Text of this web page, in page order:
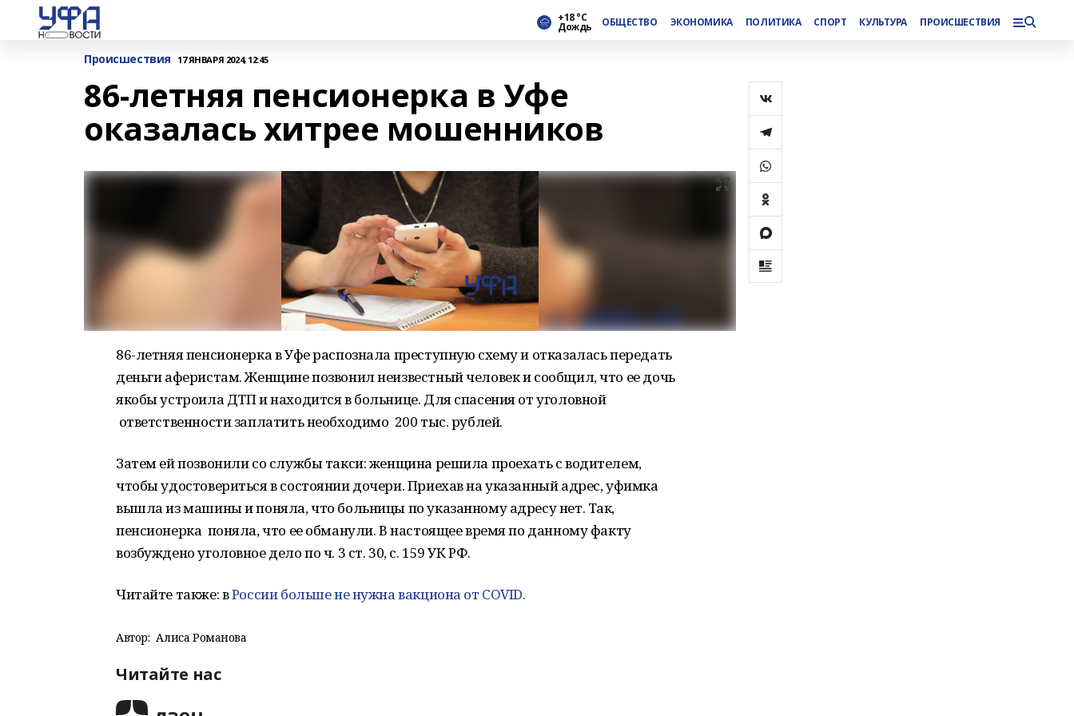
+18 °С
Дождь ОБЩЕСТВО ЭКОНОМИКА ПОЛИТИКА СПОРТ КУЛЬТУРА ПРОИСШЕСТВИЯ
Происшествия 17 ЯНВАРЯ 2024, 12:45
86-летняя пенсионерка в Уфе
оказалась хитрее мошенников
86-летняя пенсионерка в Уфе распознала преступную схему и отказалась передать
деньги аферистам. Женщине позвонил неизвестный человек и сообщил, что ее дочь
якобы устроила ДТП и находится в больнице. Для спасения от уголовной
ответственности заплатить необходимо 200 тыс. рублей.
Затем ей позвонили со службы такси: женщина решила проехать с водителем,
чтобы удостовериться в состоянии дочери. Приехав на указанный адрес, уфимка
вышла из машины и поняла, что больницы по указанному адресу нет. Так,
пенсионерка поняла, что ее обманули. В настоящее время по данному факту
возбуждено уголовное дело по ч. 3 ст. 30, с. 159 УК РФ.
Читайте также: вРоссии больше не нужна вакциона от COVID.
Автор: Алиса Романова
Читайте нас